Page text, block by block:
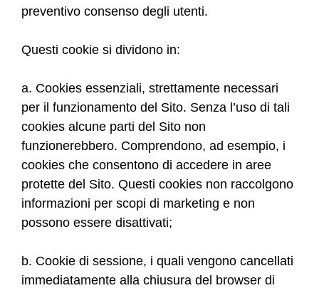
preventivo consenso degli utenti.
Questi cookie si dividono in:
a. Cookies essenziali, strettamente necessari
per il funzionamento del Sito. Senza l’uso di tali
cookies alcune parti del Sito non
funzionerebbero. Comprendono, ad esempio, i
cookies che consentono di accedere in aree
protette del Sito. Questi cookies non raccolgono
informazioni per scopi di marketing e non
possono essere disattivati;
b. Cookie di sessione, i quali vengono cancellati
immediatamente alla chiusura del browser di